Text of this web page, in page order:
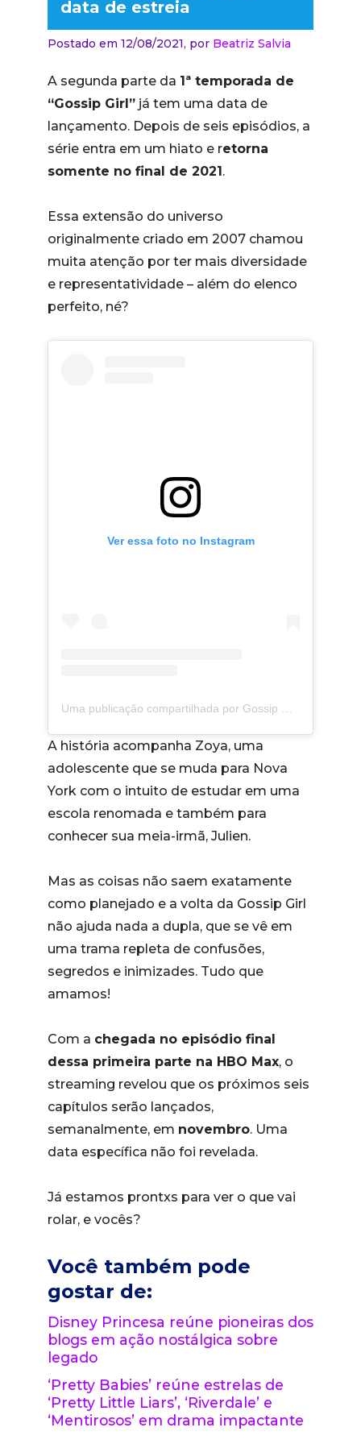
data de estreia
Postado em 12/08/2021, por Beatriz Salvia
A segunda parte da 1ª temporada de
“Gossip Girl” já tem uma data de
lançamento. Depois de seis episódios, a
série entra em um hiato e retorna
somente no final de 2021 .
Essa extensão do universo
originalmente criado em 2007 chamou
muita atenção por ter mais diversidade
e representatividade – além do elenco
perfeito, né?
Ver essa foto no Instagram
Uma publicação compartilhada por Gossip Girl (@gossipgirl)
A história acompanha Zoya, uma
adolescente que se muda para Nova
York com o intuito de estudar em uma
escola renomada e também para
conhecer sua meia-irmã, Julien.
Mas as coisas não saem exatamente
como planejado e a volta da Gossip Girl
não ajuda nada a dupla, que se vê em
uma trama repleta de confusões,
segredos e inimizades. Tudo que
amamos!
Com a chegada no episódio final
dessa primeira parte na HBO Max, o
streaming revelou que os próximos seis
capítulos serão lançados,
semanalmente, em novembro. Uma
data específica não foi revelada.
Já estamos prontxs para ver o que vai
rolar, e vocês?
Você também pode
gostar de:
Disney Princesa reúne pioneiras dos
blogs em ação nostálgica sobre
legado
‘Pretty Babies’ reúne estrelas de
‘Pretty Little Liars’, ‘Riverdale’ e
‘Mentirosos’ em drama impactante